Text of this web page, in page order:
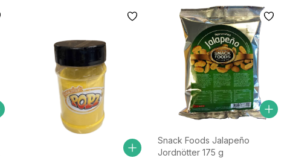
Snack Foods Jalapeño
Jordnötter 175 g